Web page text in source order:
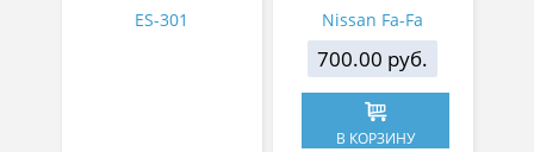
ES-301 Nissan Fa-Fa
700.00 руб.
В КОРЗИНУ